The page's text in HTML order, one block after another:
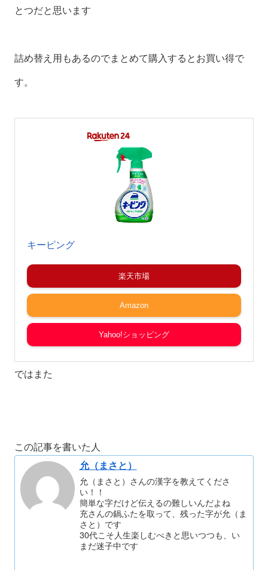
とつだと思います
詰め替え用もあるのでまとめて購入するとお買い得で
す。
キーピング
楽天市場
Amazon
Yahoo!ショッピング
ではまた
この記事を書いた人
允（まさと）
允（まさと）さんの漢字を教えてくださ
い！！
簡単な字だけど伝えるの難しいんだよね
充さんの鍋ふたを取って、残った字が允（ま
さと）です
30代こそ人生楽しむべきと思いつつも、い
まだ迷子中です